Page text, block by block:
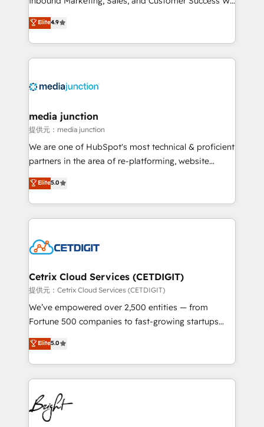
specialize in driving revenue growth for companies
across industries through tailored marketing, sales,
and customer success strategies, utilizing RevOps
methodologies. As Latin America's largest HubSpot
offer unparalleled insights. Operating in five
Mexico, USA, and Portugal—we've executed over a
hundred successful operations. Our approach,
rooted in RevOps principles, integrates analysis,
training, planning, and qualification. Leveraging
inbound marketing tactics, we focus on
understanding, nurturing, and converting leads.
competitive market.
Elite4.9
media junction
提供元：media junction
We are one of HubSpot's most technical & proficient
partners in the area of re-platforming, website
design & development. We specialize in multi-hub
implementations for mid-market & enterprise
companies. We are woman-owned, powered by
coffee, and we ❤️ dogs. We produce award-winning
Impact Award 🏆2022 Technical Expertise Impact
Award 🏆2020 Elite Solutions Partner 🏆2019
Integrations HubSpot Impact Award 🏆2019
Marketing Enablement HubSpot Impact Award 🏆
2018 Website Design HubSpot Impact Award 🏆2017
Growth-Driven Design Agency of the Year 🏆2016
Sales Enablement HubSpot Impact Award 🏆2015
HubSpot COS Performance Award 🏆2014 HubSpot
COS Design Award 🏆2013 HubSpot Marketplace
Elite5.0
Cetrix Cloud Services (CETDIGIT)
提供元：Cetrix Cloud Services (CETDIGIT)
We’ve empowered over 2,500 entities — from
Fortune 500 companies to fast-growing startups
and nonprofits — to streamline operations, scale
revenue, and unlock the full potential of HubSpot.
With deep technical and industry expertise, we fuse
automation, integration, and AI innovation to deliver
lasting impact. We specialize in: • Turnkey and end-
to-end HubSpot implementations • Onboarding for
Sales, Service, Marketing & Content Hubs • AI voice
Elite5.0